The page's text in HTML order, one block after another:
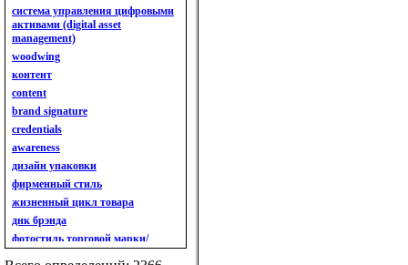
анализ конкурентов
анализ кросс-культурных
особенностей
анализ мак кинси «7s»
анализ макросистемы
анализ маркетинговый
анализ рынка
анализ ситуационный
анализ экспертный
индивидуальный
анкета
ассортимент
ассортимент товарный.
планирование товарного
ассортимента
ассортимент. глубина
система управления цифровыми
активами (digital asset
management)
woodwing
контент
content
brand signature
credentials
awareness
дизайн упаковки
фирменный стиль
жизненный цикл товара
днк брэнда
фотостиль торговой марки/
линейки продукции